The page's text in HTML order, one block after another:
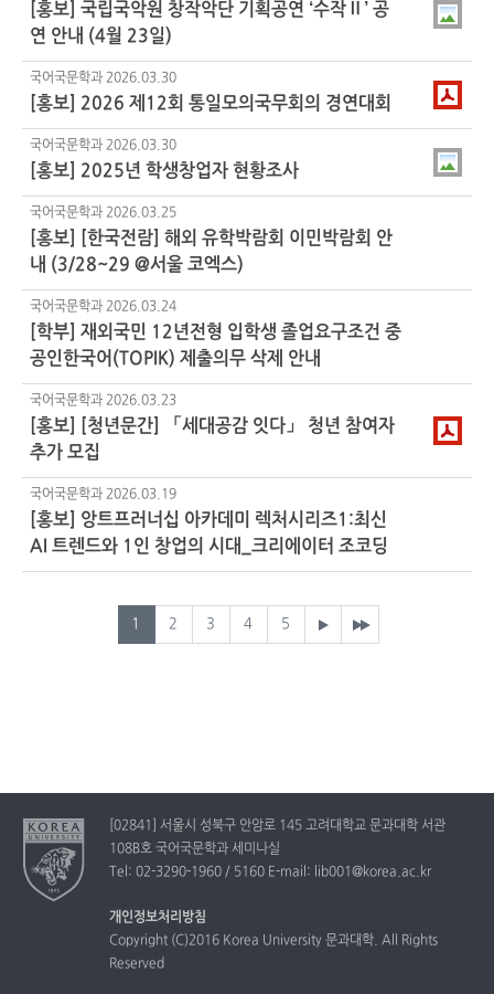
[홍보] 국립국악원 창작악단 기획공연 ‘수작Ⅱ’ 공
연 안내 (4월 23일)
국어국문학과 2026.03.30
[홍보] 2026 제12회 통일모의국무회의 경연대회
국어국문학과 2026.03.30
[홍보] 2025년 학생창업자 현황조사
국어국문학과 2026.03.25
[홍보] [한국전람] 해외 유학박람회 이민박람회 안
내 (3/28~29 @서울 코엑스)
국어국문학과 2026.03.24
[학부] 재외국민 12년전형 입학생 졸업요구조건 중
공인한국어(TOPIK) 제출의무 삭제 안내
국어국문학과 2026.03.23
[홍보] [청년문간] 「세대공감 잇다」 청년 참여자
추가 모집
국어국문학과 2026.03.19
[홍보] 앙트프러너십 아카데미 렉처시리즈1:최신
AI 트렌드와 1인 창업의 시대_크리에이터 조코딩
1 2 3 4 5
[02841] 서울시 성북구 안암로 145 고려대학교 문과대학 서관
108B호 국어국문학과 세미나실
Tel: 02-3290-1960 / 5160 E-mail: lib001@korea.ac.kr
개인정보처리방침
Copyright (C)2016 Korea University 문과대학. All Rights
Reserved